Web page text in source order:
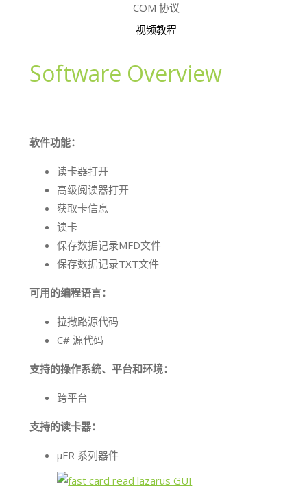
COM 协议
视频教程
Software Overview
软件功能：
读卡器打开
高级阅读器打开
获取卡信息
读卡
保存数据记录MFD文件
保存数据记录TXT文件
可用的编程语言：
拉撒路源代码
C# 源代码
支持的操作系统、平台和环境：
跨平台
支持的读卡器：
μFR 系列器件